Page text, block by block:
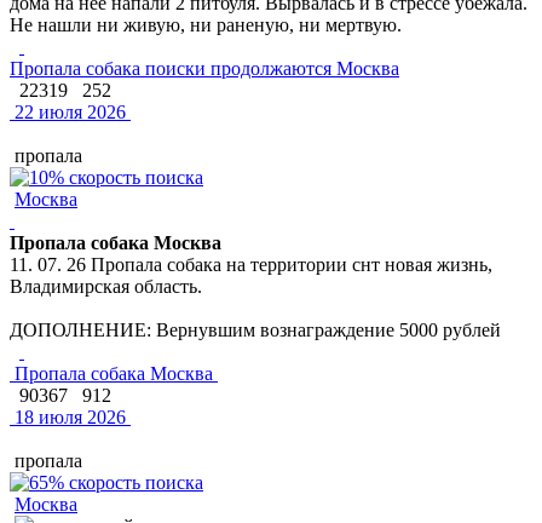
Не нашли ни живую, ни раненую, ни мертвую.
Пропала собака поиски продолжаются Москва
22319
252
22 июля 2026
пропала
Москва
Пропала собака Москва
11. 07. 26 Пропала собака на территории снт новая жизнь,
Владимирская область.
ДОПОЛНЕНИЕ: Вернувшим вознаграждение 5000 рублей
Пропала собака Москва
90367
912
18 июля 2026
пропала
Москва